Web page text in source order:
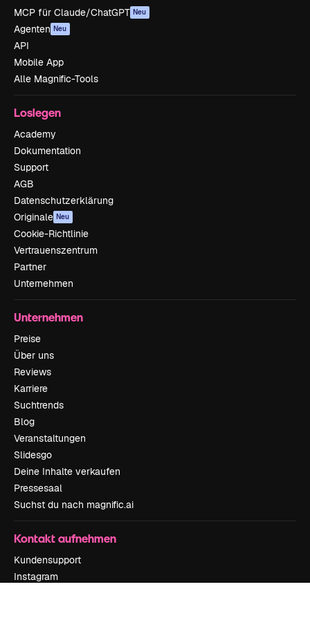
MCP für Claude/ChatGPT Neu
Agenten Neu
API
Mobile App
Alle Magnific-Tools
Loslegen
Academy
Dokumentation
Support
AGB
Datenschutzerklärung
Originale Neu
Cookie-Richtlinie
Vertrauenszentrum
Partner
Unternehmen
Unternehmen
Preise
Über uns
Reviews
Karriere
Suchtrends
Blog
Veranstaltungen
Slidesgo
Deine Inhalte verkaufen
Pressesaal
Suchst du nach magnific.ai
Kontakt aufnehmen
Kundensupport
Instagram